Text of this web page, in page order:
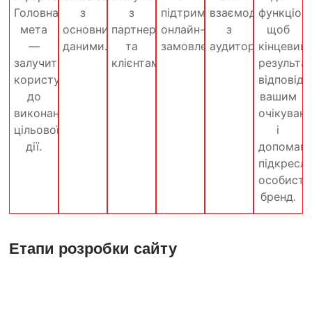
Головна
мета
—
залучити
користувача
до
виконання
цільової
дії.
з
основними
даними.
з
партнерами
та
клієнтами.
підтримки
онлайн-
замовлень.
взаємодія
з
аудиторією.
щоб
кінцевий
результат
вашим
і
бренд.
Етапи розробки сайту